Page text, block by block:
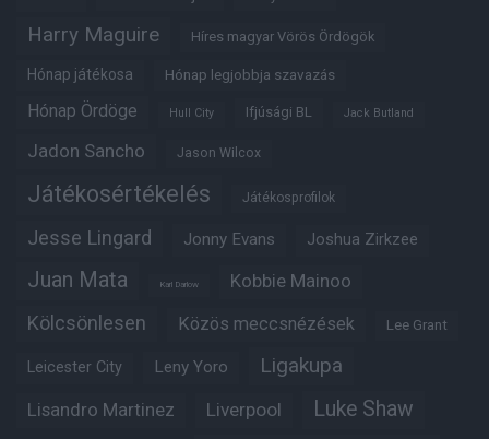
Harry Maguire Híres magyar Vörös Ördögök
Hónap játékosa Hónap legjobbja szavazás
Hónap Ördöge Hull City Ifjúsági BL Jack Butland
Jadon Sancho Jason Wilcox
Játékosértékelés Játékosprofilok
Jesse Lingard Jonny Evans Joshua Zirkzee
Juan Mata Karl Darlow Kobbie Mainoo
Kölcsönlesen Közös meccsnézések Lee Grant
Leicester City Leny Yoro Ligakupa
Lisandro Martinez Liverpool Luke Shaw